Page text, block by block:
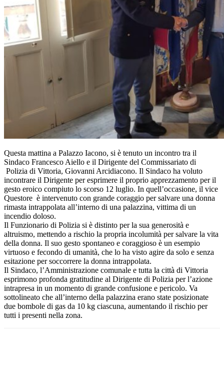
Questa mattina a Palazzo Iacono, si è tenuto un incontro tra il
Sindaco Francesco Aiello e il Dirigente del Commissariato di
Polizia di Vittoria, Giovanni Arcidiacono. Il Sindaco ha voluto
incontrare il Dirigente per esprimere il proprio apprezzamento per il
gesto eroico compiuto lo scorso 12 luglio. In quell’occasione, il vice
Questore è intervenuto con grande coraggio per salvare una donna
rimasta intrappolata all’interno di una palazzina, vittima di un
incendio doloso.
Il Funzionario di Polizia si è distinto per la sua generosità e
altruismo, mettendo a rischio la propria incolumità per salvare la vita
della donna. Il suo gesto spontaneo e coraggioso è un esempio
virtuoso e fecondo di umanità, che lo ha visto agire da solo e senza
esitazione per soccorrere la donna intrappolata.
Il Sindaco, l’Amministrazione comunale e tutta la città di Vittoria
esprimono profonda gratitudine al Dirigente di Polizia per l’azione
intrapresa in un momento di grande confusione e pericolo. Va
sottolineato che all’interno della palazzina erano state posizionate
due bombole di gas da 10 kg ciascuna, aumentando il rischio per
tutti i presenti nella zona.